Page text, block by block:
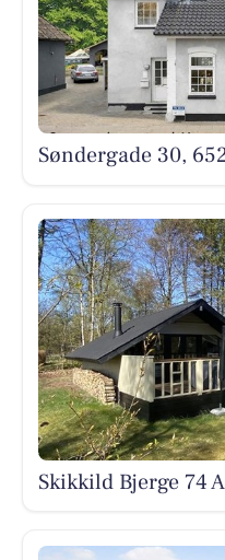
Søndergade 30,
Skikkild Bjerge 74